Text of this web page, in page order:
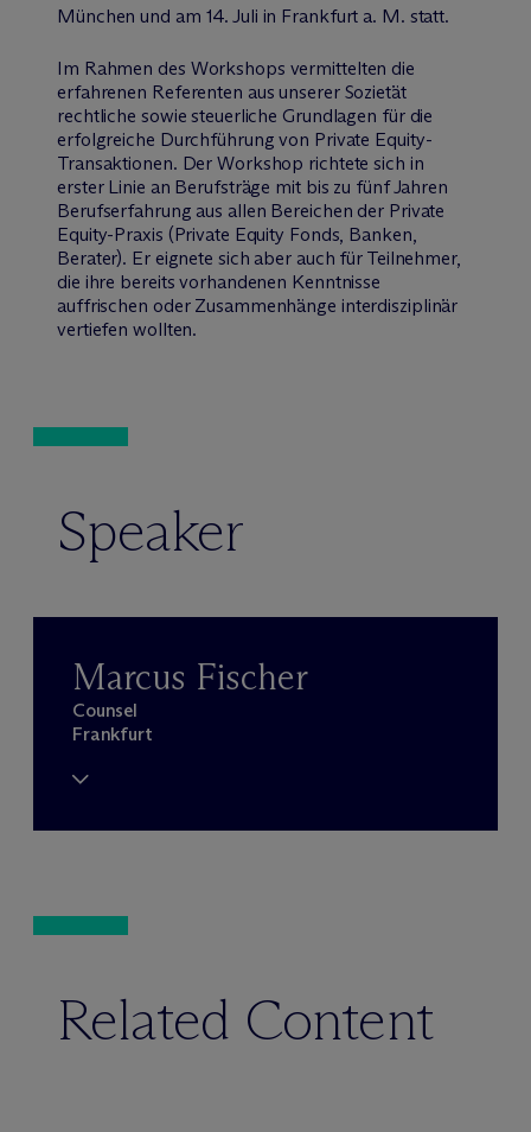
München und am 14. Juli in Frankfurt a. M. statt.
Im Rahmen des Workshops vermittelten die
erfahrenen Referenten aus unserer Sozietät
rechtliche sowie steuerliche Grundlagen für die
erfolgreiche Durchführung von Private Equity-
Transaktionen. Der Workshop richtete sich in
erster Linie an Berufsträge mit bis zu fünf Jahren
Berufserfahrung aus allen Bereichen der Private
Equity-Praxis (Private Equity Fonds, Banken,
Berater). Er eignete sich aber auch für Teilnehmer,
die ihre bereits vorhandenen Kenntnisse
auffrischen oder Zusammenhänge interdisziplinär
vertiefen wollten.
Speaker
Marcus Fischer
Counsel
Frankfurt
Related Content